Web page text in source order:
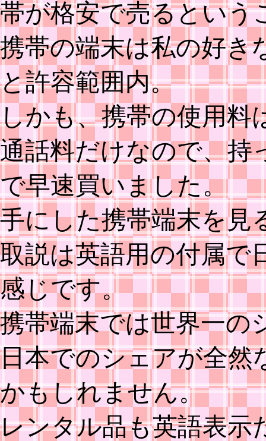
帯が格安で売るという
携帯の端末は私の好き
と許容範囲内。
しかも、携帯の使用料
通話料だけなので、持
で早速買いました。
手にした携帯端末を見
取説は英語用の付属で
感じです。
携帯端末では世界一の
日本でのシェアが全然
かもしれません。
レンタル品も英語表示